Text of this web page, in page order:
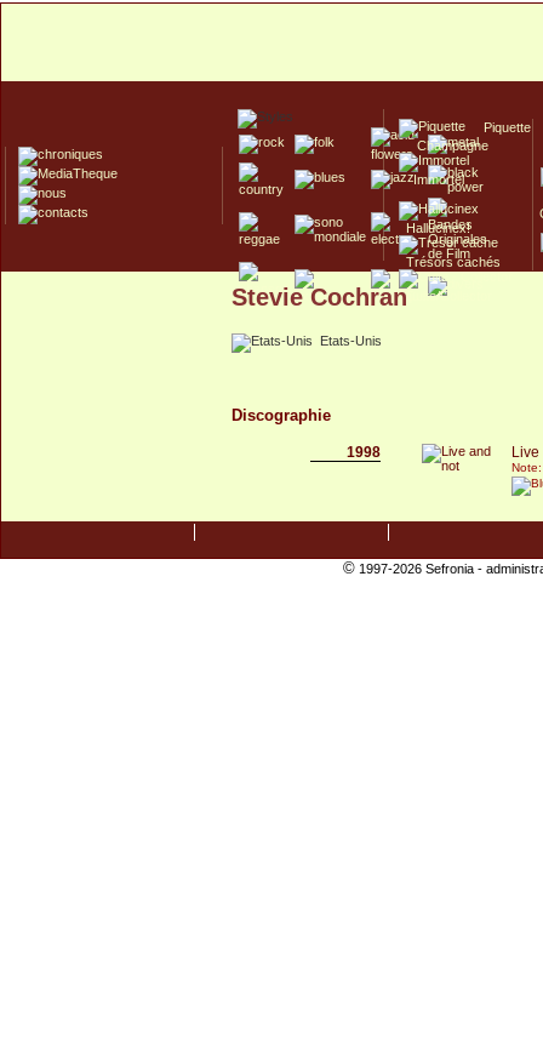
Piquette
Champagne
Immortel
Hallucinex!
Trésors cachés
Culte/Collector
Stevie Cochran
Etats-Unis
Discographie
1998 Live
©1997-2026 Sefronia -